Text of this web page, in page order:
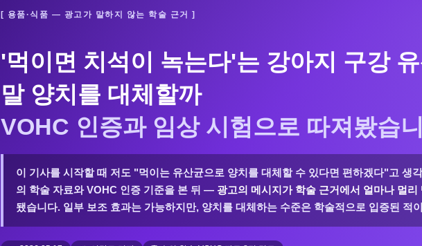
[ 용품·식품 — 광고가 말하지 않는 학술 근거 ]
'먹이면 치석이 녹는다'는 강아지 구강
말 양치를 대체할까
VOHC 인증과 임상 시험으로 따져봤습
이 기사를 시작할 때 저도 "먹이는 유산균으로 양치를 대체할 수 있다면 편하겠다"고 생
의 학술 자료와 VOHC 인증 기준을 본 뒤 — 광고의 메시지가 학술 근거에서 얼마나 멀리
됐습니다. 일부 보조 효과는 가능하지만, 양치를 대체하는 수준은 학술적으로 입증된 적